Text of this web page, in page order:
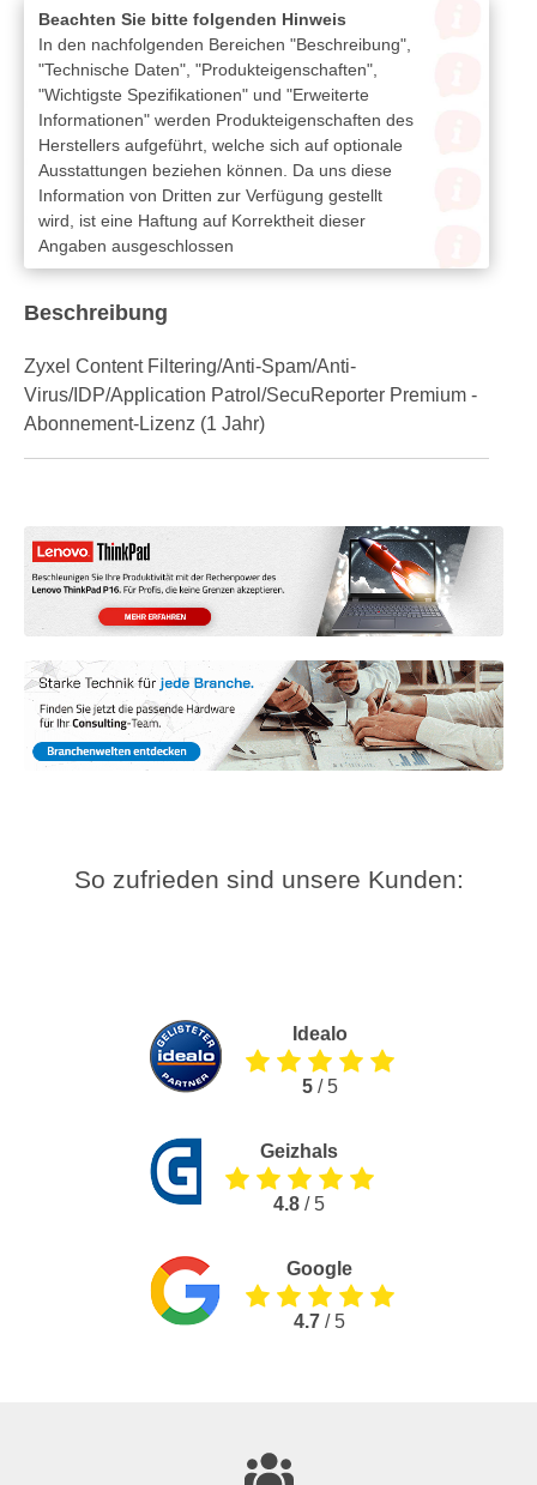
Beachten Sie bitte folgenden Hinweis
In den nachfolgenden Bereichen "Beschreibung",
"Technische Daten", "Produkteigenschaften",
"Wichtigste Spezifikationen" und "Erweiterte
Informationen" werden Produkteigenschaften des
Herstellers aufgeführt, welche sich auf optionale
Ausstattungen beziehen können. Da uns diese
Information von Dritten zur Verfügung gestellt
wird, ist eine Haftung auf Korrektheit dieser
Angaben ausgeschlossen
Beschreibung
Zyxel Content Filtering/Anti-Spam/Anti-
Virus/IDP/Application Patrol/SecuReporter Premium -
Abonnement-Lizenz (1 Jahr)
So zufrieden sind unsere Kunden:
Idealo
5/ 5
Geizhals
4.8 / 5
Google
4.7 / 5